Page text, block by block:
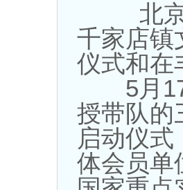
北京
千家店镇
仪式和在
5月17
授带队的
启动仪
体会员单